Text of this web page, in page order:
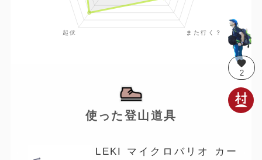
使った登山道具
LEKI マイクロバリオ カー
favorite
2